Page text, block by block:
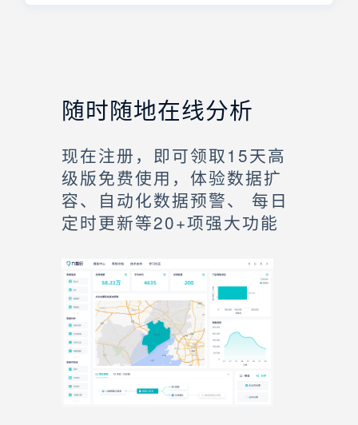
随时随地在线分析
现在注册，即可领取15天高
级版免费使用，体验数据扩
容、自动化数据预警、 每日
定时更新等20+项强大功能